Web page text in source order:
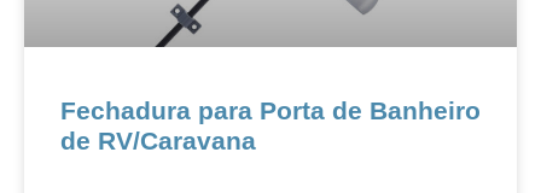
Fechadura para Porta de Banheiro
de RV/Caravana